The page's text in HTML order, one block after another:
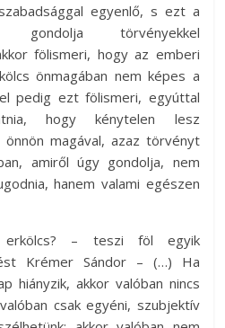
egyenlő, s ezt a
gondolja törvényekkel
fölismeri, hogy az emberi
önmagában nem képes a
pedig ezt fölismeri, egyúttal
hogy kénytelen lesz
magával, azaz törvényt
amiről úgy gondolja, nem
hanem valami egészen
erkölcs? – teszi föl egyik
Krémer Sándor – (…) Ha
hiányzik, akkor valóban nincs
csak egyéni, szubjektív